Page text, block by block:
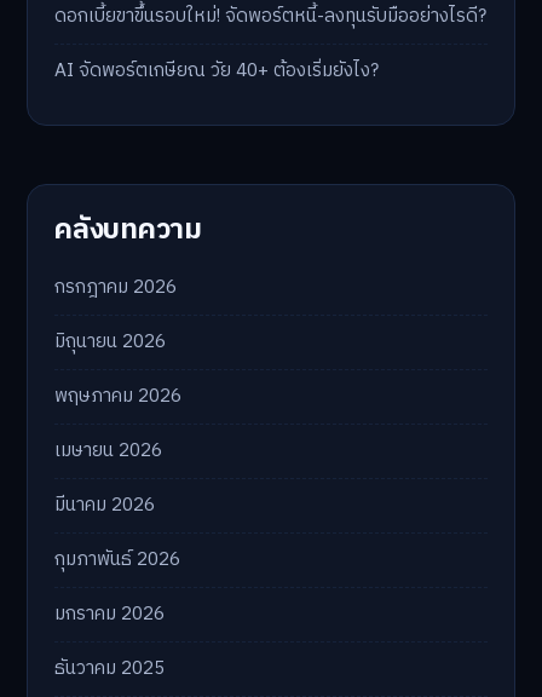
ดอกเบี้ยขาขึ้นรอบใหม่! จัดพอร์ตหนี้-ลงทุนรับมืออย่างไรดี?
AI จัดพอร์ตเกษียณ วัย 40+ ต้องเริ่มยังไง?
คลังบทความ
กรกฎาคม 2026
มิถุนายน 2026
พฤษภาคม 2026
เมษายน 2026
มีนาคม 2026
กุมภาพันธ์ 2026
มกราคม 2026
ธันวาคม 2025